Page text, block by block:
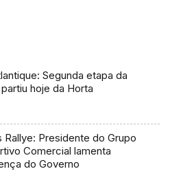
Segunda etapa da
hoje da Horta
Rallye: Presidente do Grupo
Comercial lamenta
do Governo